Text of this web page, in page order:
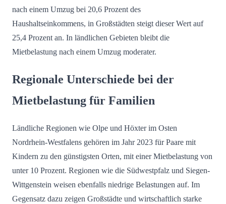
nach einem Umzug bei 20,6 Prozent des
Haushaltseinkommens, in Großstädten steigt dieser Wert auf
25,4 Prozent an. In ländlichen Gebieten bleibt die
Mietbelastung nach einem Umzug moderater.
Regionale Unterschiede bei der
Mietbelastung für Familien
Ländliche Regionen wie Olpe und Höxter im Osten
Nordrhein-Westfalens gehören im Jahr 2023 für Paare mit
Kindern zu den günstigsten Orten, mit einer Mietbelastung von
unter 10 Prozent. Regionen wie die Südwestpfalz und Siegen-
Wittgenstein weisen ebenfalls niedrige Belastungen auf. Im
Gegensatz dazu zeigen Großstädte und wirtschaftlich starke